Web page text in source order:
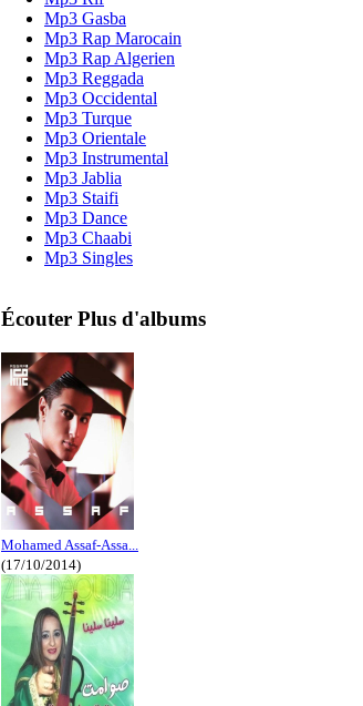
Mp3 Gasba
Mp3 Rap Marocain
Mp3 Rap Algerien
Mp3 Reggada
Mp3 Occidental
Mp3 Turque
Mp3 Orientale
Mp3 Instrumental
Mp3 Jablia
Mp3 Staifi
Mp3 Dance
Mp3 Chaabi
Mp3 Singles
Écouter Plus d'albums
Mohamed Assaf-Assa...
(17/10/2014)